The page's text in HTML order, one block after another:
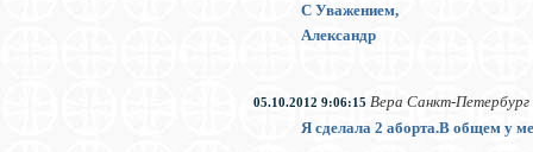
С Уважением,
Александр
05.10.2012 9:06:15 Вера Санкт-Петербург
Я сделала 2 аборта.В общем у